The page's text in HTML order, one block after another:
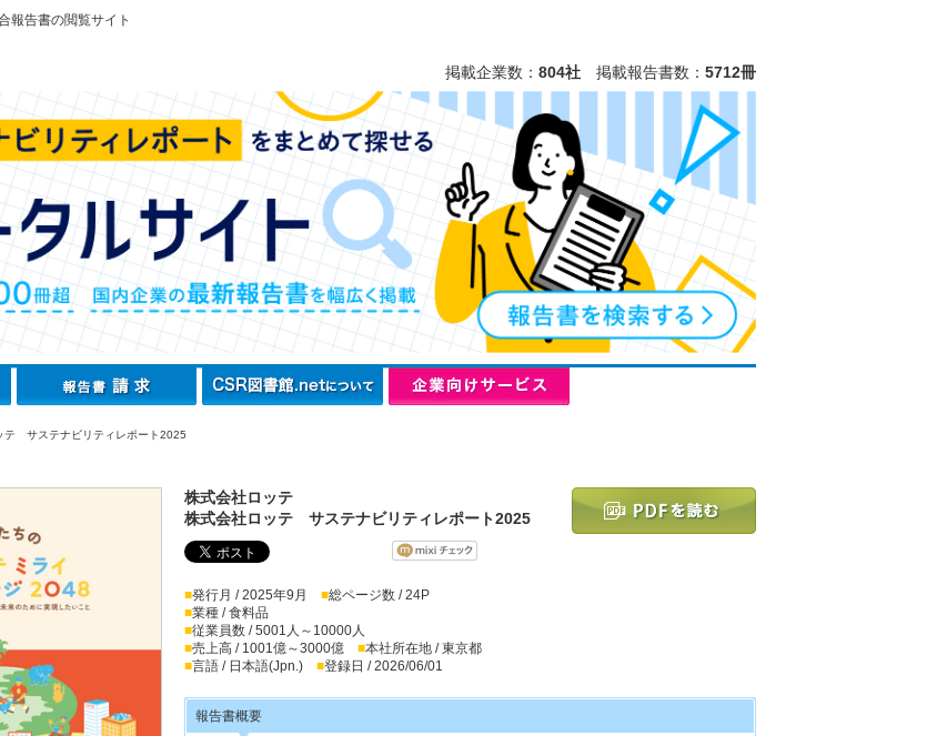
報告書の閲覧サイト
掲載企業数： 804社 掲載報告書数： 5712冊
テ サステナビリティレポート2025
株式会社ロッテ
株式会社ロッテ サステナビリティレポート2025
■発行月 / 2025年9月 ■総ページ数 / 24P
■業種 / 食料品
■従業員数 / 5001人～10000人
■売上高 / 1001億～3000億 ■本社所在地 / 東京都
■言語 / 日本語(Jpn.) ■登録日 / 2026/06/01
報告書概要